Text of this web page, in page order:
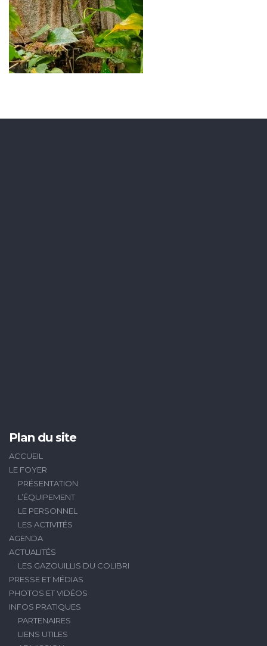
Plan du site
ACCUEIL
LE FOYER
PRÉSENTATION
L’ÉQUIPEMENT
LE PERSONNEL
LES ACTIVITÉS
AGENDA
ACTUALITÉS
LES GAZOUILLIS DU COLIBRI
PRESSE ET MÉDIAS
PHOTOS ET VIDÉOS
INFOS PRATIQUES
PARTENAIRES
LIENS UTILES